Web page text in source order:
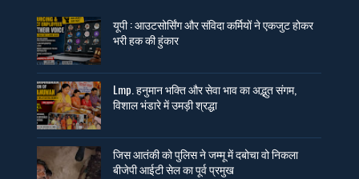
यूपी : आउटसोर्सिंग और संविदा कर्मियों ने एकजुट होकर
भरी हक की हुंकार
Lmp. हनुमान भक्ति और सेवा भाव का अद्भुत संगम,
विशाल भंडारे में उमड़ी श्रद्धा
जिस आतंकी को पुलिस ने जम्मू में दबोचा वो निकला
बीजेपी आईटी सेल का पूर्व प्रमुख